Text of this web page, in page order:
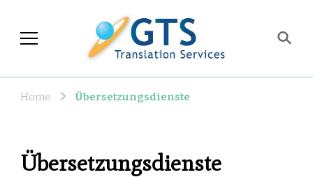
Industry Observations
Home Übersetzungsdienste
Übersetzungsdienste